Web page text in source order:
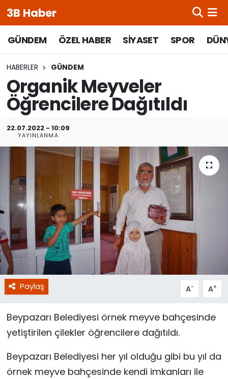
3B Haber
GÜNDEM ÖZEL HABER SİYASET SPOR
HABERLER GÜNDEM
Organik Meyveler
Öğrencilere Dağıtıldı
22.07.2022 - 10:09
YAYINLANMA
Paylaş A- A+
Beypazarı Belediyesi örnek meyve bahçesinde
yetiştirilen çilekler öğrencilere dağıtıldı.
Beypazarı Belediyesi her yıl olduğu gibi bu yıl da
örnek meyve bahçesinde kendi imkanları ile
Beypazarı Hava Durumu
Beypazarı Trafik Yoğunluk Haritası
Süper Lig Puan Durumu ve Fikstür
Tüm Manşetler